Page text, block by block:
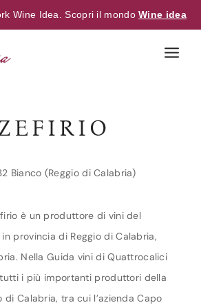
Wine Idea. Scopri il mondoWine idea
Bianco (Reggio di Calabria)
è un produttore di vini del
provincia di Reggio di Calabria,
Nella Guida vini di Quattrocalici
i più importanti produttori della
di Calabria, tra cui l’azienda Capo